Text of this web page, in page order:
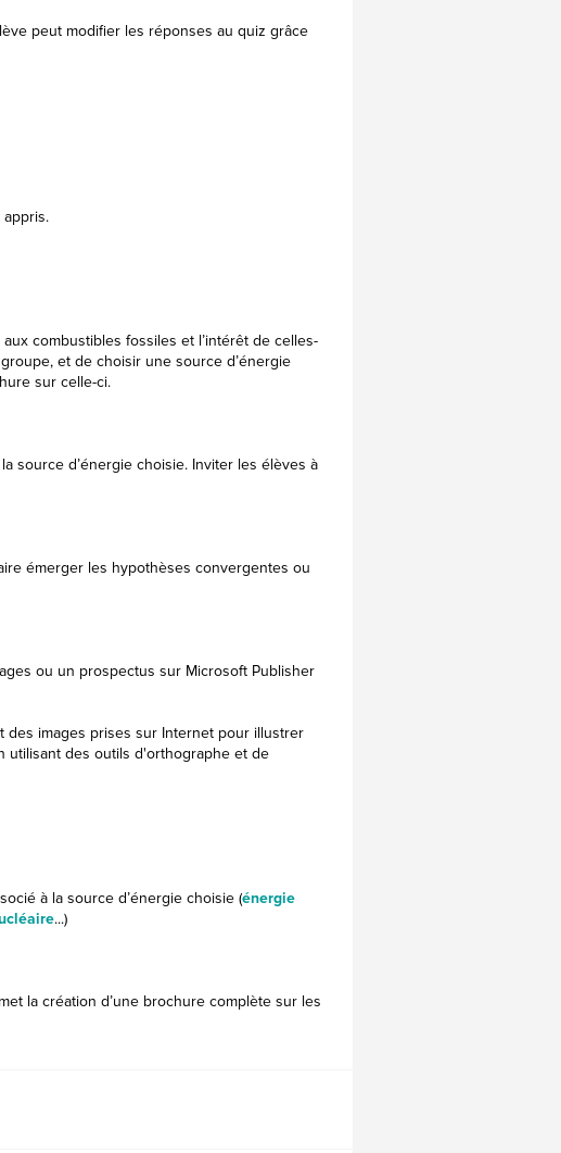
peut modifier les réponses au quiz grâce
combustibles fossiles et l’intérêt de celles-
et de choisir une source d’énergie
sur celle-ci.
source d’énergie choisie. Inviter les élèves à
émerger les hypothèses convergentes ou
ou un prospectus sur Microsoft Publisher
images prises sur Internet pour illustrer
utilisant des outils d'orthographe et de
à la source d’énergie choisie (énergie
...)
la création d’une brochure complète sur les